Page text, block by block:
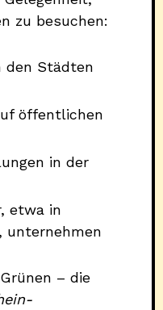
zu besuchen:
den Städten
öffentlichen
in der
etwa in
unternehmen
– die